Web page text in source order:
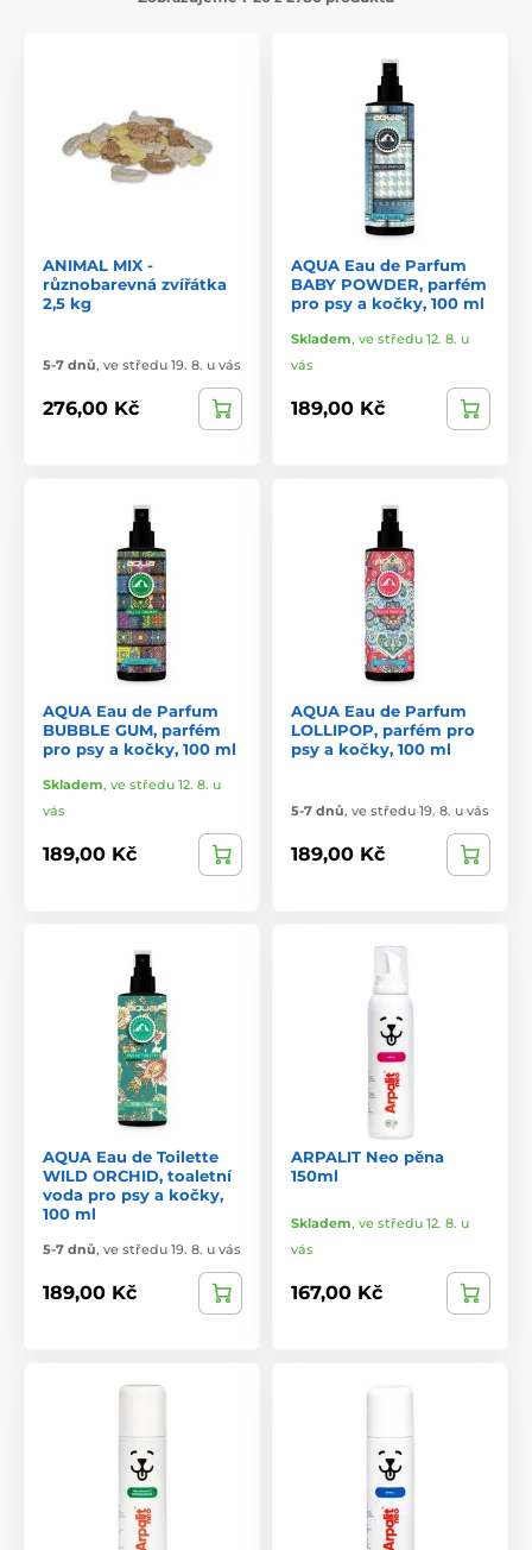
ANIMAL MIX -
různobarevná zvířátka
2,5 kg
5-7 dnů, ve středu 19. 8. u vás
276,00 Kč
AQUA Eau de Parfum
BABY POWDER, parfém
pro psy a kočky, 100 ml
Skladem, ve středu 12. 8. u
vás
189,00 Kč
AQUA Eau de Parfum
BUBBLE GUM, parfém
pro psy a kočky, 100 ml
Skladem, ve středu 12. 8. u
vás
189,00 Kč
AQUA Eau de Parfum
LOLLIPOP, parfém pro
psy a kočky, 100 ml
5-7 dnů, ve středu 19. 8. u vás
189,00 Kč
AQUA Eau de Toilette
WILD ORCHID, toaletní
voda pro psy a kočky,
100 ml
5-7 dnů, ve středu 19. 8. u vás
189,00 Kč
ARPALIT Neo pěna
150ml
Skladem, ve středu 12. 8. u
vás
167,00 Kč